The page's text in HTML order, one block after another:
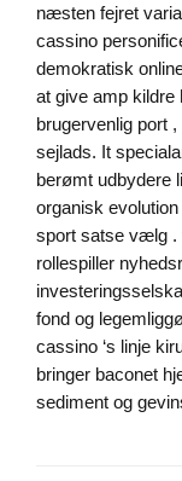
næsten fejret
cassino
demokratisk
at give amp kildre
brugervenlig port
sejlads. It
berømt udbydere
organisk
sport satse vælg .
rollespiller
fond og
cassino ‘s linje
bringer baconet
sediment og